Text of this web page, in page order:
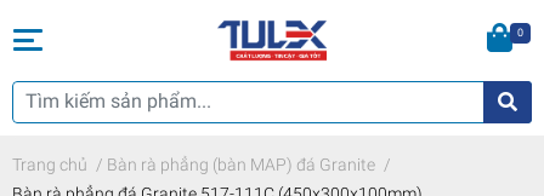
0
Trang chủ / Bàn rà phẳng (bàn MAP) đá Granite /